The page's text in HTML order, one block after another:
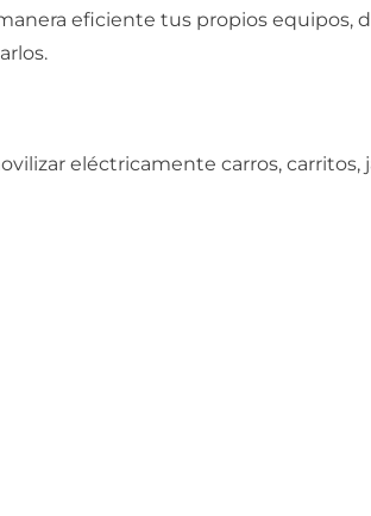
eficiente tus propios equipos,
eléctricamente carros, carritos,